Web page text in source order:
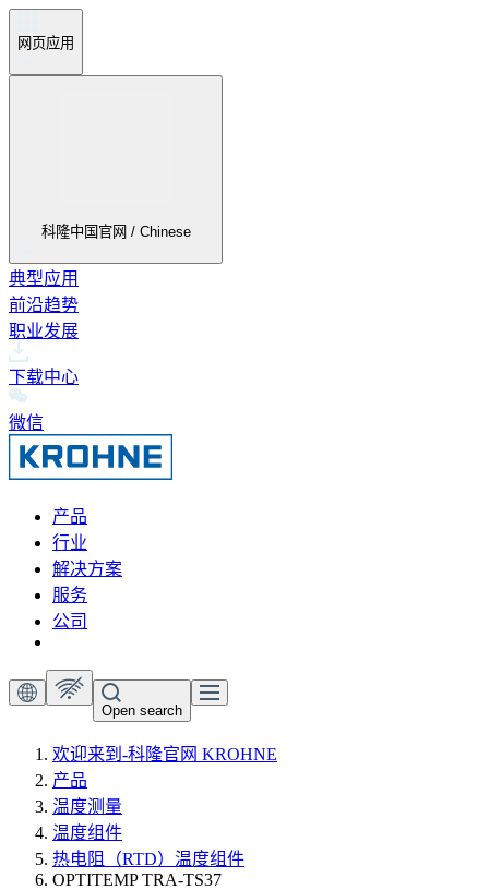
网页应用
科隆中国官网 / Chinese
典型应用
前沿趋势
职业发展
下载中心
微信
产品
行业
解决方案
服务
公司
Open search
欢迎来到-科隆官网 KROHNE
产品
温度测量
温度组件
热电阻（RTD）温度组件
OPTITEMP TRA-TS37